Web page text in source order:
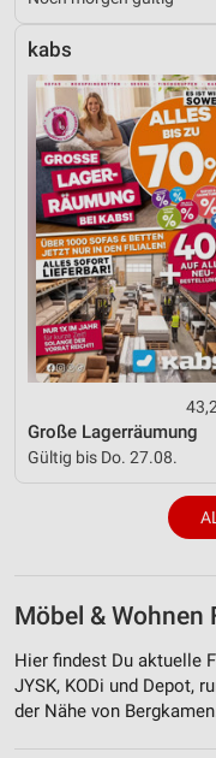
kabs
Große Lagerräumung
Gültig bis Do. 27.08.
Möbel & Wohnen
Hier findest Du aktuelle
JYSK, KODi und Depot,
der Nähe von